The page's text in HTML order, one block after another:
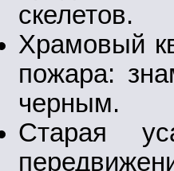
скелетов.
Храмовый
пожара:
черным.
Старая